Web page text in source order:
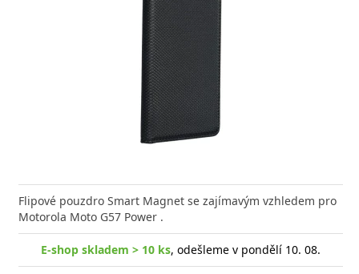
Flipové pouzdro Smart Magnet se zajímavým vzhledem pro
Motorola Moto G57 Power .
E-shop skladem > 10 ks, odešleme v pondělí 10. 08.
si dokonalý zvuk a dlouhotrvající pohodlí s
sluchátky Xiaomi
Niceboy WATCH 4 kombinují elegantní
pokročilými funkcemi
skladem > 10 ks, odešleme dnes , nyní skladem na
1 prodejně